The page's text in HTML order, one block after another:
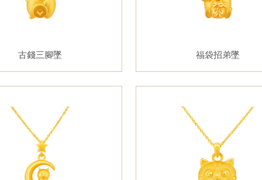
古錢三腳墜 福袋招弟墜